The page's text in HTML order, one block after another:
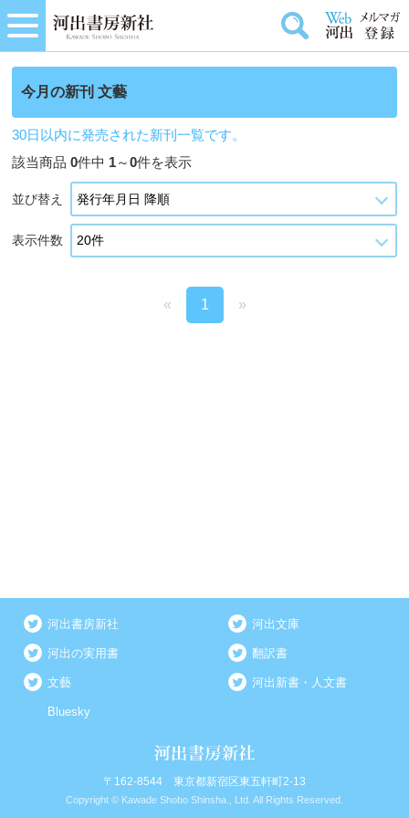
今月の新刊 文藝
30日以内に発売された新刊一覧です。
該当商品0件中 1～0件を表示
並び替え
表示件数
« 1 »
河出書房新社 河出文庫
河出の実用書 翻訳書
文藝 河出新書・人文書
Bluesky
〒162-8544 東京都新宿区東五軒町2-13
Copyright © Kawade Shobo Shinsha., Ltd. All Rights Reserved.